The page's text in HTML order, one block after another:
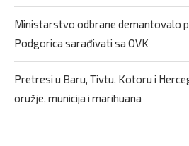
Ministarstvo odbrane demantovalo
Podgorica sarađivati sa OVK
Pretresi u Baru, Tivtu, Kotoru i
oružje, municija i marihuana